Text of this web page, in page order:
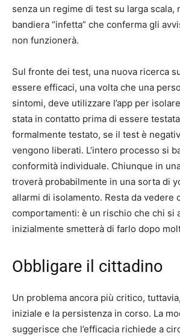
senza un regime di test su larga scala,
bandiera “infetta” che conferma gli
non funzionerà.
Sul fronte dei test, una nuova ricerca
essere efficaci, una volta che una
sintomi, deve utilizzare l’app per
stata in contatto prima di essere
formalmente testato, se il test è
vengono liberati. L’intero processo si
conformità individuale. Chiunque in
troverà probabilmente in una sorta di
allarmi di isolamento. Resta da vedere
comportamenti: è un rischio che chi si
inizialmente smetterà di farlo dopo
Obbligare il cittadino
Un problema ancora più critico,
iniziale e la persistenza in corso. La
suggerisce che l’efficacia richiede a